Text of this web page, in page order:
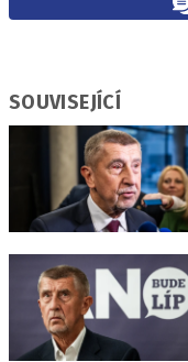
SOUVISEJÍCÍ